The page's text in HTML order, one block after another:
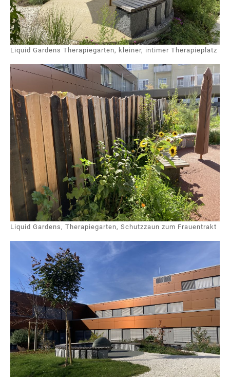
Liquid Gardens Therapiegarten, kleiner, intimer Therapieplatz
Liquid Gardens, Therapiegarten, Schutzzaun zum Frauentrakt